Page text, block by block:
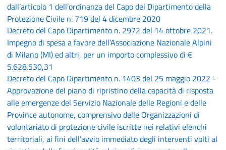
dall’articolo 1 dell’ordinanza del Capo del Dipartimento della
Protezione Civile n. 719 del 4 dicembre 2020
Decreto del Capo Dipartimento n. 2972 del 14 ottobre 2021.
Impegno di spesa a favore dell’Associazione Nazionale Alpini
di Milano (MI) ed altri, per un importo complessivo di €
5.628.530,31
Decreto del Capo Dipartimento n. 1403 del 25 maggio 2022 -
Approvazione del piano di ripristino della capacità di risposta
alle emergenze del Servizio Nazionale delle Regioni e delle
Province autonome, comprensivo delle Organizzazioni di
volontariato di protezione civile iscritte nei relativi elenchi
territoriali, ai fini dell’avvio immediato degli interventi volti al